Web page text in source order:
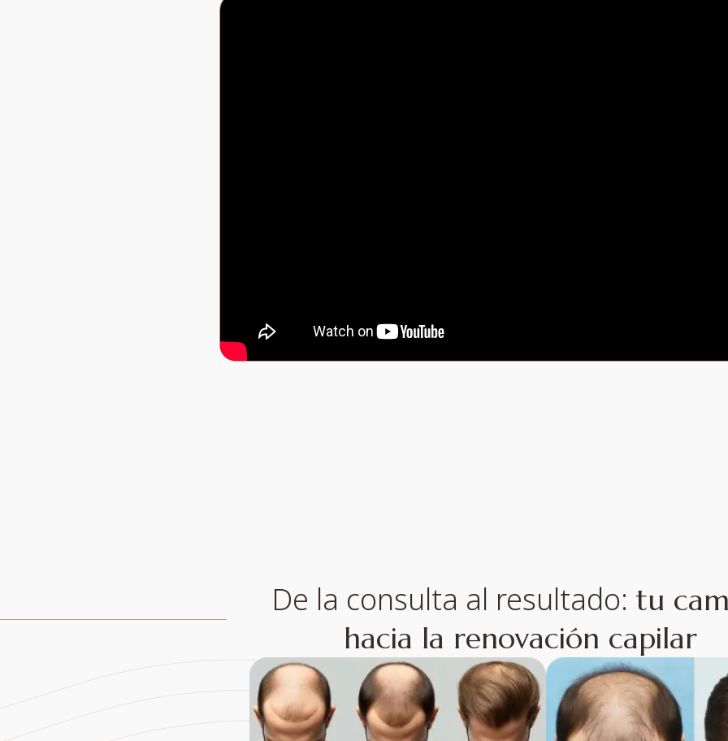
De la consulta al resultado: tu
hacia la renovación capilar